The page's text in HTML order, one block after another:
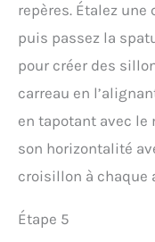
repères. Étalez
puis passez la
pour créer des
carreau en
en tapotant avec
son horizontalité
croisillon à chaque
Étape 5